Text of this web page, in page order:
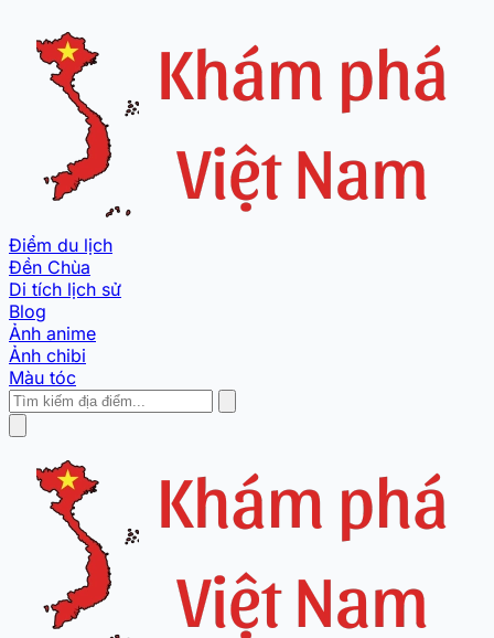
Điểm du lịch
Đền Chùa
Di tích lịch sử
Blog
Ảnh anime
Ảnh chibi
Màu tóc